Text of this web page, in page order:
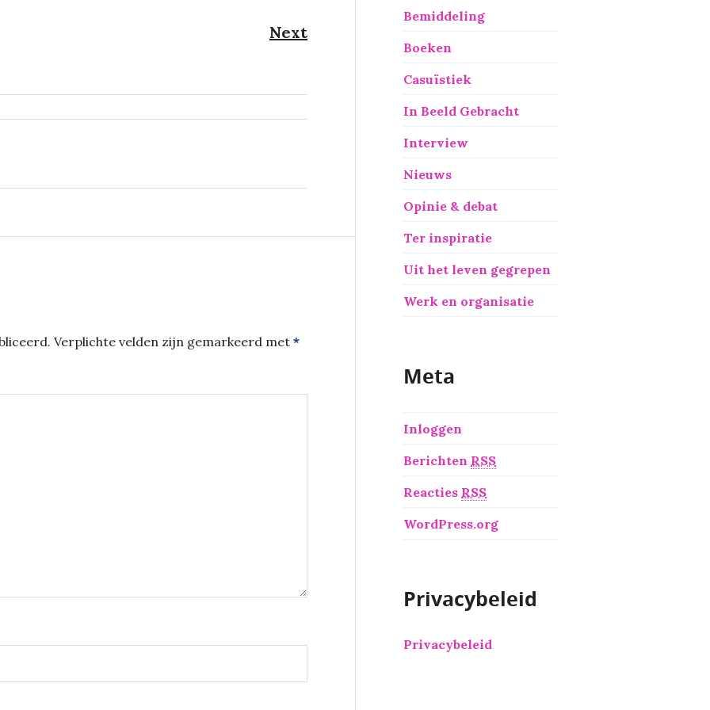
Next
Verplichte velden zijn gemarkeerd met *
Bemiddeling
Boeken
Casuïstiek
In Beeld Gebracht
Interview
Nieuws
Opinie & debat
Ter inspiratie
Uit het leven gegrepen
Werk en organisatie
Meta
Inloggen
Berichten RSS
Reacties RSS
WordPress.org
Privacybeleid
Privacybeleid